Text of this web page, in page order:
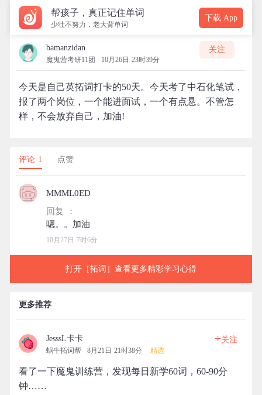
帮孩子，真正记住单词
少壮不努力，老大背单词
下载 App
bamanzidan
魔鬼营考研11团 10月26日 23时39分
关注
今天是自己英拓词打卡的50天。今天考了中石化笔试，
报了两个岗位，一个能进面试，一个有点悬。不管怎
样，不会放弃自己，加油!
评论 1 点赞
MMML0ED
回复 ：
10月27日 7时6分
打开［拓词］查看更多精彩学习心得
更多推荐
JesssL卡卡
蜗牛拓词帮 8月21日 21时38分 精选
+关注
看了一下魔鬼训练营，发现每日新学60词，60-90分
钟……